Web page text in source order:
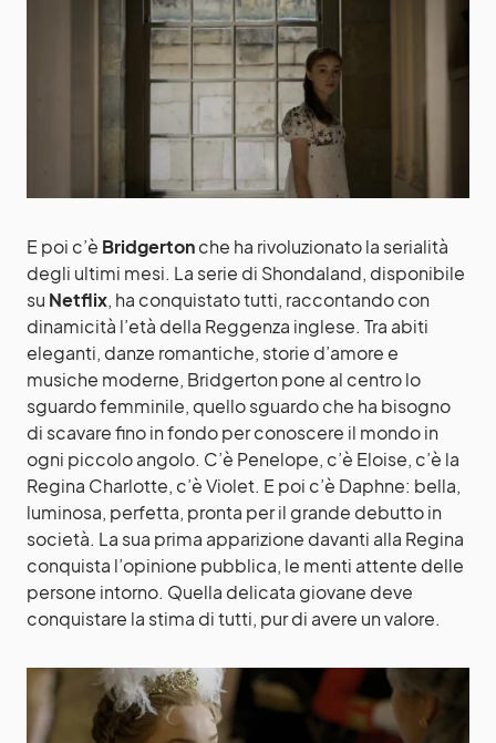
E poi c’è Bridgertonche ha rivoluzionato la serialità
degli ultimi mesi. La serie di Shondaland, disponibile
su Netflix, ha conquistato tutti, raccontando con
dinamicità l’età della Reggenza inglese. Tra abiti
eleganti, danze romantiche, storie d’amore e
musiche moderne, Bridgerton pone al centro lo
sguardo femminile, quello sguardo che ha bisogno
di scavare fino in fondo per conoscere il mondo in
ogni piccolo angolo. C’è Penelope, c’è Eloise, c’è la
Regina Charlotte, c’è Violet. E poi c’è Daphne: bella,
luminosa, perfetta, pronta per il grande debutto in
società. La sua prima apparizione davanti alla Regina
conquista l’opinione pubblica, le menti attente delle
persone intorno. Quella delicata giovane deve
conquistare la stima di tutti, pur di avere un valore.